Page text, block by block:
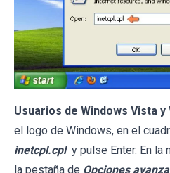
Usuarios de Windows Vista y
el logo de Windows, en el
inetcpl.cpl y pulse Enter. En la
la pestaña de Opciones